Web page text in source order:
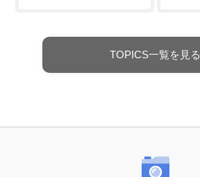
TOPICS一覧を見る